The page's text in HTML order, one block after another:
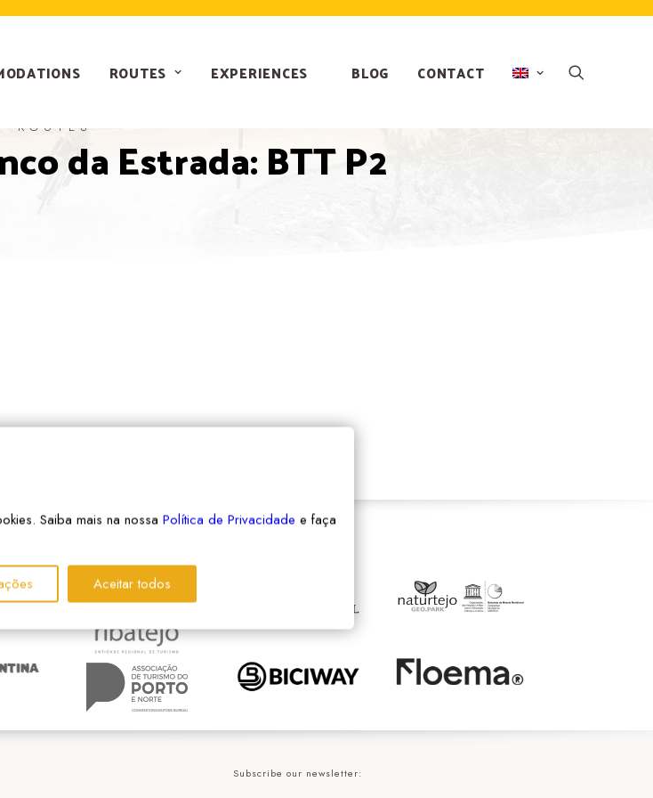
ROUTES EXPERIENCES BLOG CONTACT
ROUTESda Estrada: BTT P2
Subscribe our newsletter:
Saiba mais na nossa Política de Privacidade e faça
Aceitar todos